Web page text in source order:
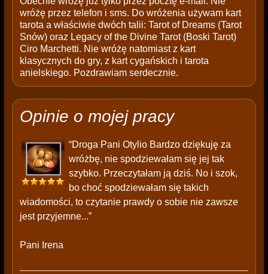
wróżę przez telefon i sms. Do wróżenia używam kart
tarota a właściwie dwóch talii: Tarot of Dreams (Tarot
Snów) oraz Legacy of the Divine Tarot (Boski Tarot)
Ciro Marchetti. Nie wróżę natomiast z kart
klasycznych do gry, z kart cygańskich i tarota
anielskiego. Pozdrawiam serdecznie.
Opinie o mojej pracy
“Droga Pani Otylio Bardzo dziękuję za
wróżbę, nie spodziewałam się jej tak
szybko. Przeczytałam ją dziś. No i szok,
bo choć spodziewałam się takich
wiadomości, to czytanie prawdy o sobie nie zawsze
jest przyjemne...”
Pani Irena